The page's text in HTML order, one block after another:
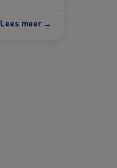
Lees meer →